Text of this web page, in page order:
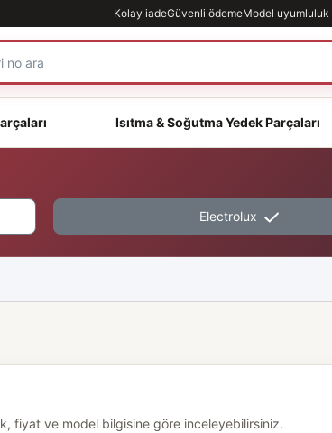
Kolay iadeGüvenli ödemeModel uyumluluk
Isıtma & Soğutma Yedek Parçaları
Electrolux
fiyat ve model bilgisine göre inceleyebilirsiniz.